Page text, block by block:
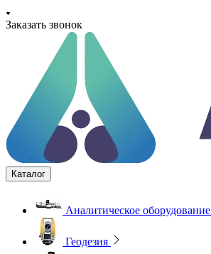
Заказать звонок
Каталог
Аналитическое оборудование
Геодезия